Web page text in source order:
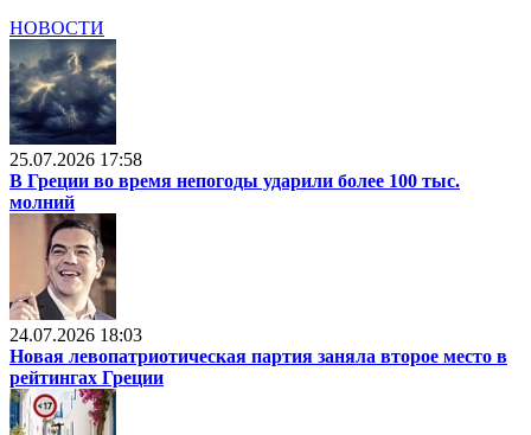
НОВОСТИ
25.07.2026 17:58
В Греции во время непогоды ударили более 100 тыс.
молний
24.07.2026 18:03
Новая левопатриотическая партия заняла второе место в
рейтингах Греции